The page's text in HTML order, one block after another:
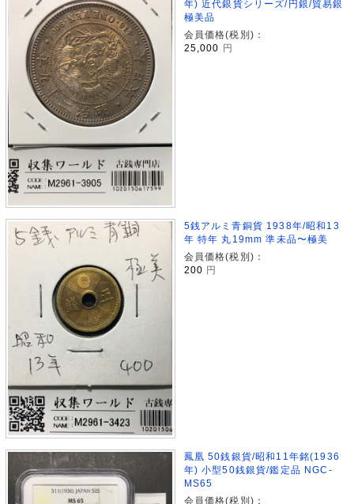
年) 近代銀貨シリーズ/円銀/貿易銀
極美品
会員価格(税別)：
25,000
円
5銭アルミ青銅貨 1938年/昭和13
年 特年 丸19mm 準未品〜極美
会員価格(税別)：
200 円
鳳凰 50銭銀貨/昭和11年銘(1936
年) 小型50銭銀貨/鑑定品 NGC-
MS65
会員価格(税別)：